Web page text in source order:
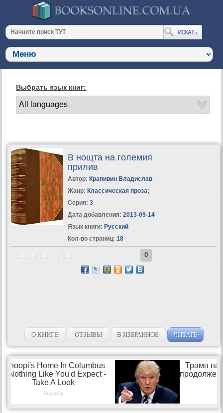
Выбрать язык книг:
В нощта на големия
прилив
Автор: Крапивин Владислав
Жанр: Классическая проза;
Серия: 3
Дата добавления: 2013-09-14
Язык книги: Русский
Кол-во страниц: 18
0
О КНИГЕ ОТЗЫВЫ В ИЗБРАННОЕ ЧИТАТЬ